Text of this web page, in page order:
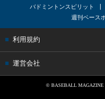
バドミントンスピリット
週刊ベース
利用規約
運営会社
© BASEBALL MAGAZINE